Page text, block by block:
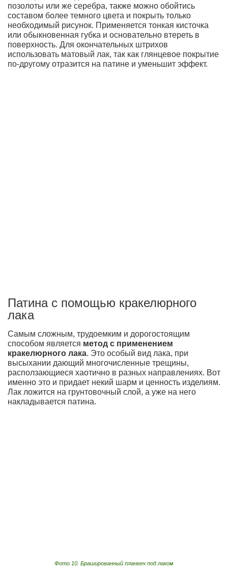
позолоты или же серебра, также можно обойтись
составом более темного цвета и покрыть только
необходимый рисунок. Применяется тонкая кисточка
или обыкновенная губка и основательно втереть в
поверхность. Для окончательных штрихов
использовать матовый лак, так как глянцевое покрытие
по-другому отразится на патине и уменьшит эффект.
Патина с помощью кракелюрного
лака
Самым сложным, трудоемким и дорогостоящим
способом является метод с применением
кракелюрного лака. Это особый вид лака, при
высыхании дающий многочисленные трещины,
расползающиеся хаотично в разных направлениях. Вот
именно это и придает некий шарм и ценность изделиям.
Лак ложится на грунтовочный слой, а уже на него
накладывается патина.
Фото 10. Брашированный планкен под лаком